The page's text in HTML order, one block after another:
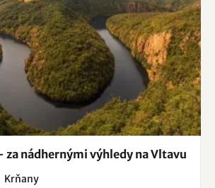
za nádhernými výhledy na Vltavu
Krňany